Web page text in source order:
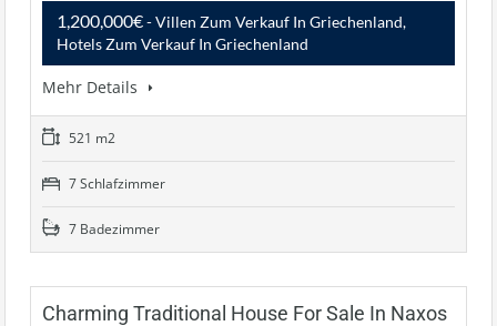
1,200,000€- Villen Zum Verkauf In Griechenland,
Hotels Zum Verkauf In Griechenland
Mehr Details
521 m2
7 Schlafzimmer
7 Badezimmer
Charming Traditional House For Sale In Naxos